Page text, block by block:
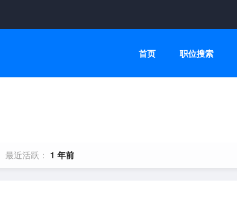
首页 职位搜索
最近活跃： 1 年前